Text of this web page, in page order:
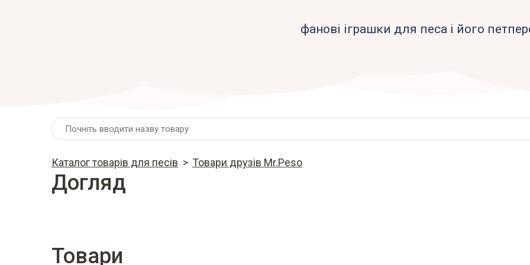
фанові іграшки для песа і його
Каталог товарів для песів Товари друзів Mr.Peso
Догляд
Товари